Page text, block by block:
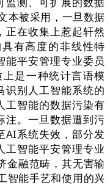
本被采用，一旦数据
正在收集上惹起轩然
有高度的非线性特
能平安管理专业委员
是一种统计言语模
识别人工智能系统的
工智能的数据污染有
注。一旦数据遭到污
AI系统失效，部分发
工智能平安管理专业
金融范畴，其无害输
智能手艺和使用的兴